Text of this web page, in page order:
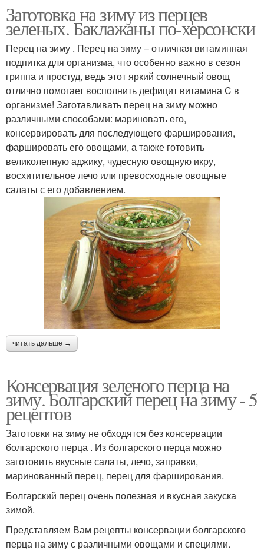
Заготовка на зиму из перцев
зеленых. Баклажаны по-херсонски
Перец на зиму . Перец на зиму – отличная витаминная
подпитка для организма, что особенно важно в сезон
гриппа и простуд, ведь этот яркий солнечный овощ
отлично помогает восполнить дефицит витамина C в
организме! Заготавливать перец на зиму можно
различными способами: мариновать его,
консервировать для последующего фарширования,
фаршировать его овощами, а также готовить
великолепную аджику, чудесную овощную икру,
восхитительное лечо или превосходные овощные
салаты с его добавлением.
читать дальше →
Консервация зеленого перца на
зиму. Болгарский перец на зиму - 5
рецептов
Заготовки на зиму не обходятся без консервации
болгарского перца . Из болгарского перца можно
заготовить вкусные салаты, лечо, заправки,
маринованный перец, перец для фарширования.
Болгарский перец очень полезная и вкусная закуска
зимой.
Представляем Вам рецепты консервации болгарского
перца на зиму с различными овощами и специями.